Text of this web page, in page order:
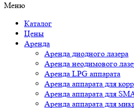
Меню
Каталог
Цены
Аренда
Аренда диодного лазера
Аренда неодимового
Аренда LPG аппарата
Аренда аппарата для
Аренда аппарата для
Аренда аппарата для